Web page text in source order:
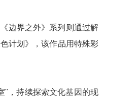
边界之外》系列则通过解
计划》，该作品用特殊彩
"，持续探索文化基因的现